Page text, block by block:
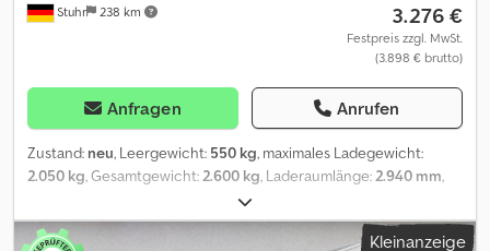
Stuhr 238 km 3.276 €
Festpreis zzgl. MwSt.
(3.898 € brutto)
Anfragen Anrufen
Zustand: neu, Leergewicht: 550 kg, maximales Ladegewicht:
2.050 kg, Gesamtgewicht:2.600 kg, Laderaumlänge:2.940 mm,
, Laderaumhöhe:
185/60r12, *Baggertransporter* vom *Hersteller* HULCO Modell
TERRAX-2 2600.294x150-BASIC. Als Serienausstattung hat der
Kleinanzeige